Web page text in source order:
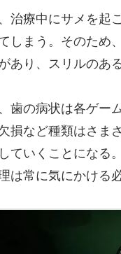
治療中にサメを起
しまう。そのため
あり、スリルのあ
歯の病状は各ゲー
損など種類はさま
ていくことになる
は常に気にかける